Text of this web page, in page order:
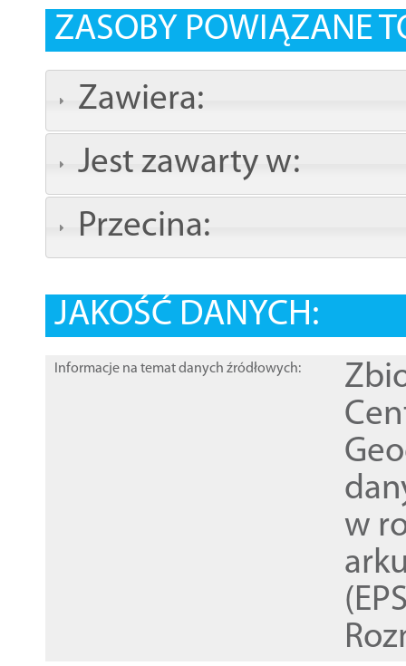
ZASOBY POWIĄZANE
Zawiera:
Jest zawarty w:
Przecina:
JAKOŚĆ DANYCH:
Informacje na temat danych źródłowych:
w